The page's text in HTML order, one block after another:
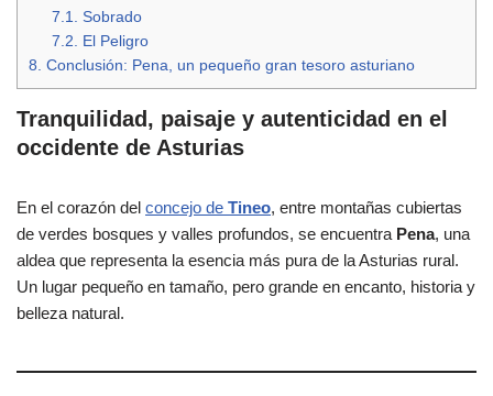
7.1. Sobrado
7.2. El Peligro
8. Conclusión: Pena, un pequeño gran tesoro asturiano
Tranquilidad, paisaje y autenticidad en el
occidente de Asturias
En el corazón del concejo de Tineo, entre montañas cubiertas
de verdes bosques y valles profundos, se encuentra Pena, una
aldea que representa la esencia más pura de la Asturias rural.
Un lugar pequeño en tamaño, pero grande en encanto, historia y
belleza natural.